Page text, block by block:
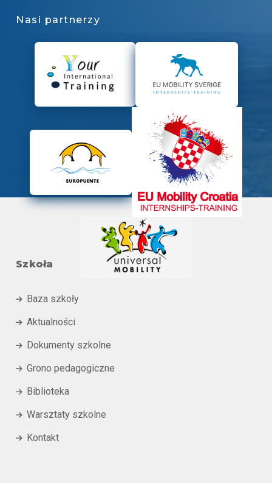
Nasi partnerzy
Szkoła
 Baza szkoły
 Aktualności
 Dokumenty szkolne
 Grono pedagogiczne
 Biblioteka
 Warsztaty szkolne
 Kontakt